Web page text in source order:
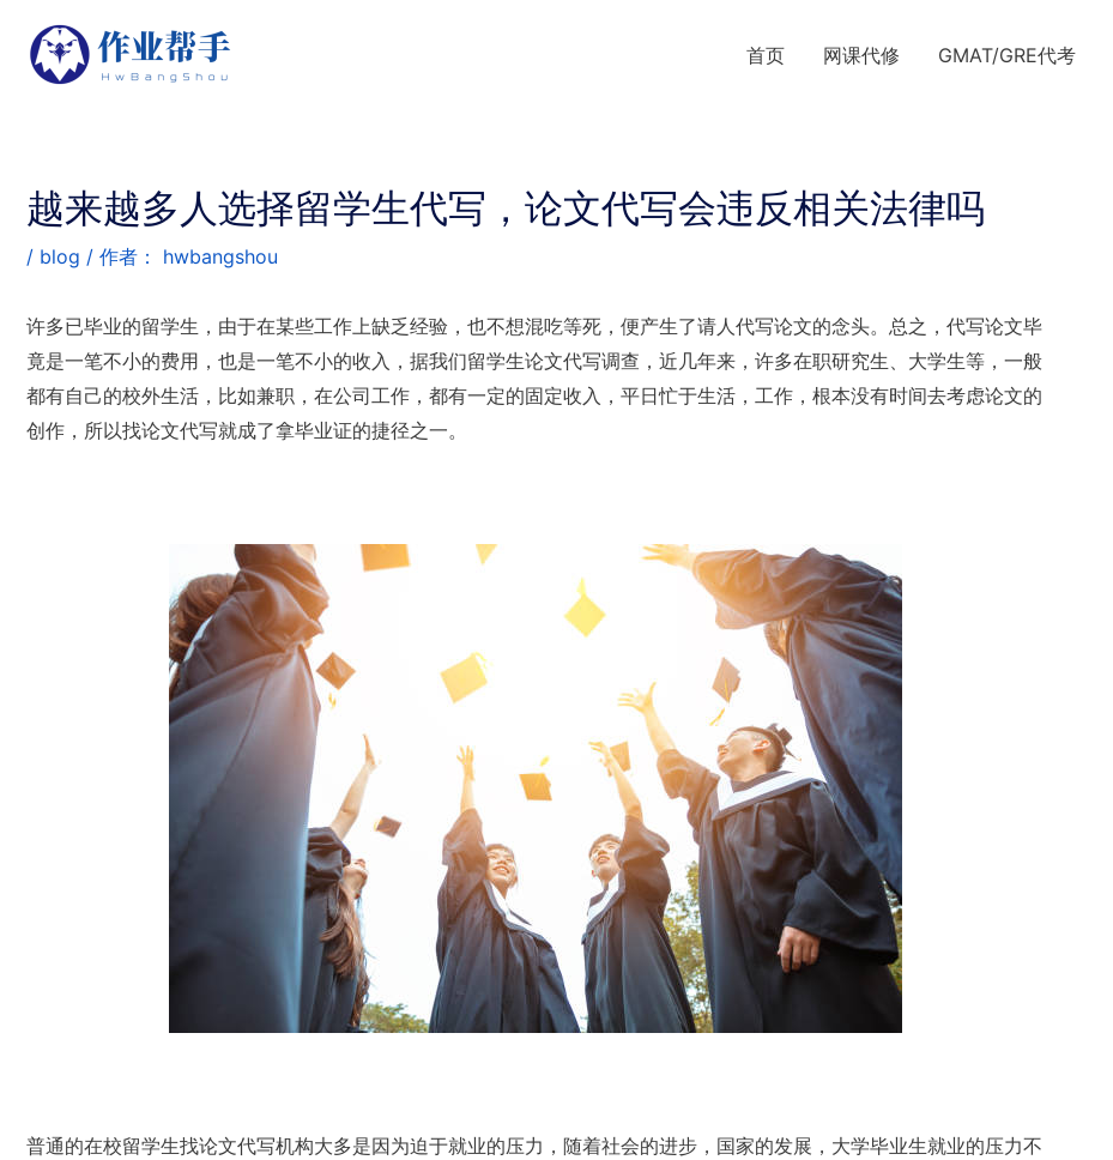
首页 网课代修 GMAT/GRE代考
越来越多人选择留学生代写，论文代写会违反相关法律吗
/ blog / 作者： hwbangshou
许多已毕业的留学生，由于在某些工作上缺乏经验，也不想混吃等死，便产生了请人代写论文的念头。总之，代写论文毕
竟是一笔不小的费用，也是一笔不小的收入，据我们留学生论文代写调查，近几年来，许多在职研究生、大学生等，一般
都有自己的校外生活，比如兼职，在公司工作，都有一定的固定收入，平日忙于生活，工作，根本没有时间去考虑论文的
创作，所以找论文代写就成了拿毕业证的捷径之一。
普通的在校留学生找论文代写机构大多是因为迫于就业的压力，随着社会的进步，国家的发展，大学毕业生就业的压力不